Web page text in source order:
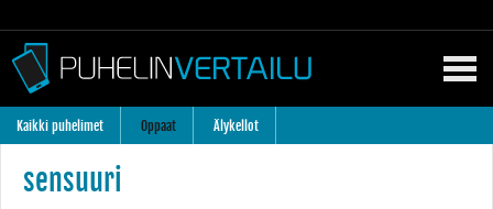
Kaikki puhelimet Oppaat Älykellot
sensuuri